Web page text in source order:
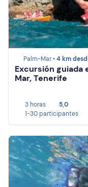
Palm-Mar •4 km
Excursión guiada
Mar, Tenerife
3 horas
5,0
1-30 participantes